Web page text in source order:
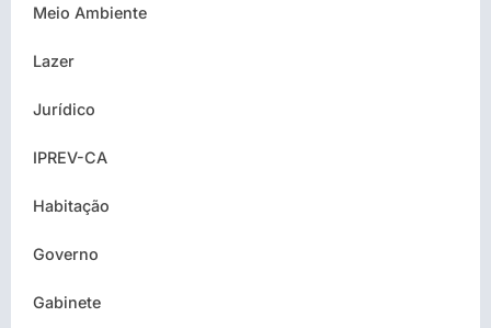
Meio Ambiente
Lazer
Jurídico
IPREV-CA
Habitação
Governo
Gabinete